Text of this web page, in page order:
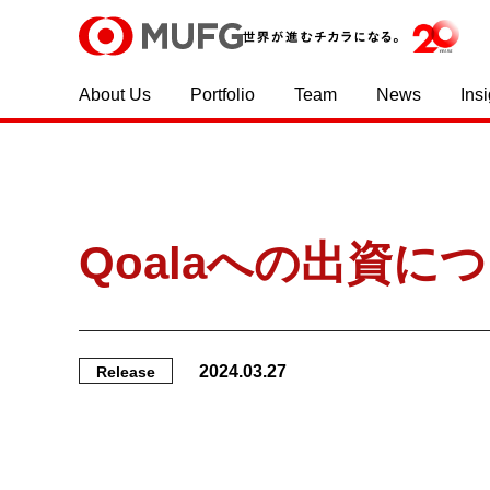
About Us Portfolio Team News
Qoalaへの出資に
Release 2024.03.27